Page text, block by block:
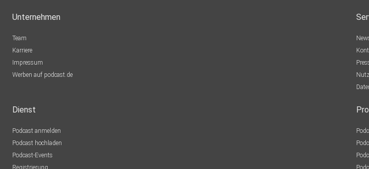
zufwmywv
KaiNeknete
3rr2ns6f
Sly2025
Unternehmen
Team
Karriere
Impressum
Werben auf podcast.de
Dienst
Podcast anmelden
Podcast hochladen
Podcast-Events
Registrierung